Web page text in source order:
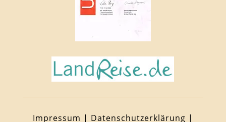
Impressum | Datenschutzerklärung |